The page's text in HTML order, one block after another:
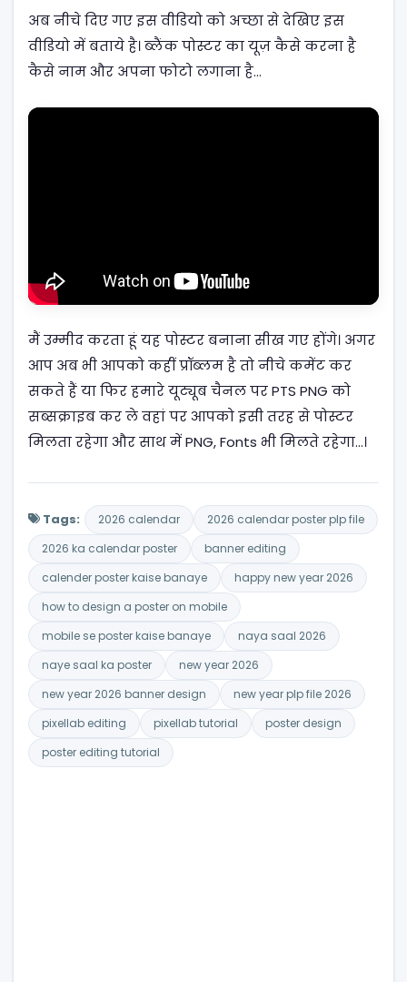
अब नीचे दिए गए इस वीडियो को अच्छा से देखिए इस
वीडियो में बताये है। ब्लैंक पोस्टर का यूज़ कैसे करना है
कैसे नाम और अपना फोटो लगाना है…
मैं उम्मीद करता हूं यह पोस्टर बनाना सीख गए होंगे। अगर
आप अब भी आपको कहीं प्रॉब्लम है तो नीचे कमेंट कर
सकते हैं या फिर हमारे यूट्यूब चैनल पर PTS PNG को
सब्सक्राइब कर ले वहां पर आपको इसी तरह से पोस्टर
मिलता रहेगा और साथ में PNG, Fonts भी मिलते रहेगा…।
Tags: 2026 calendar
2026 calendar poster plp file
2026 ka calendar poster
banner editing
calender poster kaise banaye
happy new year 2026
how to design a poster on mobile
mobile se poster kaise banaye
naya saal 2026
naye saal ka poster
new year 2026
new year 2026 banner design
new year plp file 2026
pixellab editing
pixellab tutorial
poster design
poster editing tutorial